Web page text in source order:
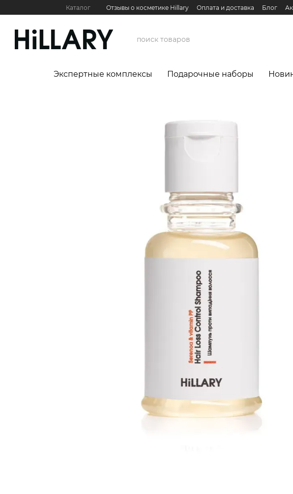
Перейти к основному контенту
Каталог Отзывы о косметике Hillary Оплата и доставка Блог
Контактная информация
Обмен и возврат Публичная оферта
Экспертные комплексы Подарочные наборы